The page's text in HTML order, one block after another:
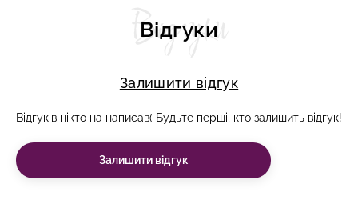
Відгуки
Відгуки
Залишити відгук
Відгуків нікто на написав( Будьте перші, кто залишить відгук!
Залишити відгук